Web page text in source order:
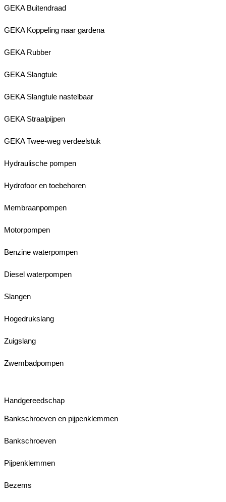
GEKA Buitendraad
GEKA Koppeling naar gardena
GEKA Rubber
GEKA Slangtule
GEKA Slangtule nastelbaar
GEKA Straalpijpen
GEKA Twee-weg verdeelstuk
Hydraulische pompen
Hydrofoor en toebehoren
Membraanpompen
Motorpompen
Benzine waterpompen
Diesel waterpompen
Slangen
Hogedrukslang
Zuigslang
Zwembadpompen
Handgereedschap
Bankschroeven en pijpenklemmen
Bankschroeven
Pijpenklemmen
Bezems